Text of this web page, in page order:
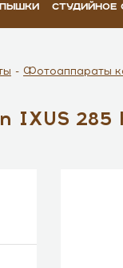
СТУДИЙНОЕ
Фотоаппараты
IXUS 285